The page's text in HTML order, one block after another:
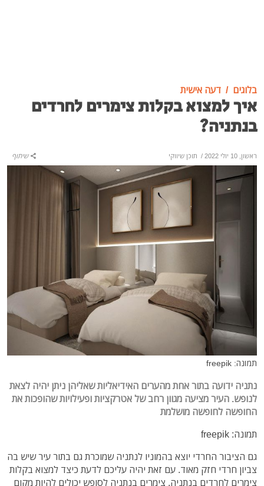
בלוגים דעה אישית
איך למצוא בקלות צימרים לחרדים
בנתניה?
ראשון, 10 יולי 2022 / תוכן שיווקי שיתוף
תמונה: freepik
נתניה ידועה בתור אחת מהערים האידיאליות שאליהן ניתן יהיה לצאת
לנופש. העיר מציעה מגוון רחב של אטרקציות ופעילויות שהופכות את
החופשה לחופשה מושלמת
תמונה: freepik
גם הציבור החרדי יוצא בהמוניו לנתניה שמוכרת גם בתור עיר שיש בה
צביון חרדי חזק מאוד. עם זאת יהיה עליכם לדעת כיצד למצוא בקלות
צימרים לחרדים בנתניה. צימרים בנתניה לסופש יכולים להיות מקום